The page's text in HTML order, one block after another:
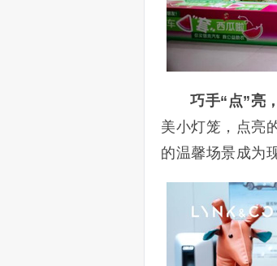
巧手“点”亮
美小灯笼，点亮
的温馨场景成为